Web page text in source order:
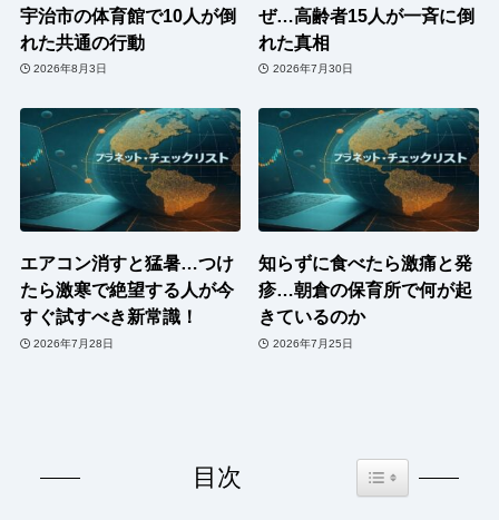
宇治市の体育館で10人が倒
れた共通の行動
2026年8月3日
ぜ…高齢者15人が一斉に倒
れた真相
2026年7月30日
エアコン消すと猛暑…つけ
たら激寒で絶望する人が今
すぐ試すべき新常識！
2026年7月28日
知らずに食べたら激痛と発
疹…朝倉の保育所で何が起
きているのか
2026年7月25日
目次 Toggle Table of